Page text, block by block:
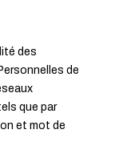
des
de
que par
et mot de